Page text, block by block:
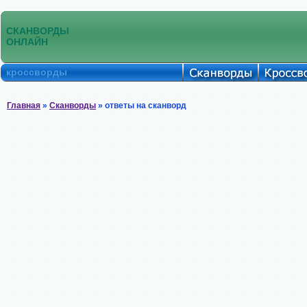
СКАНВОРДЫ
ОНЛАЙН
кроссворды
Главная » Сканворды » ответы на сканворд